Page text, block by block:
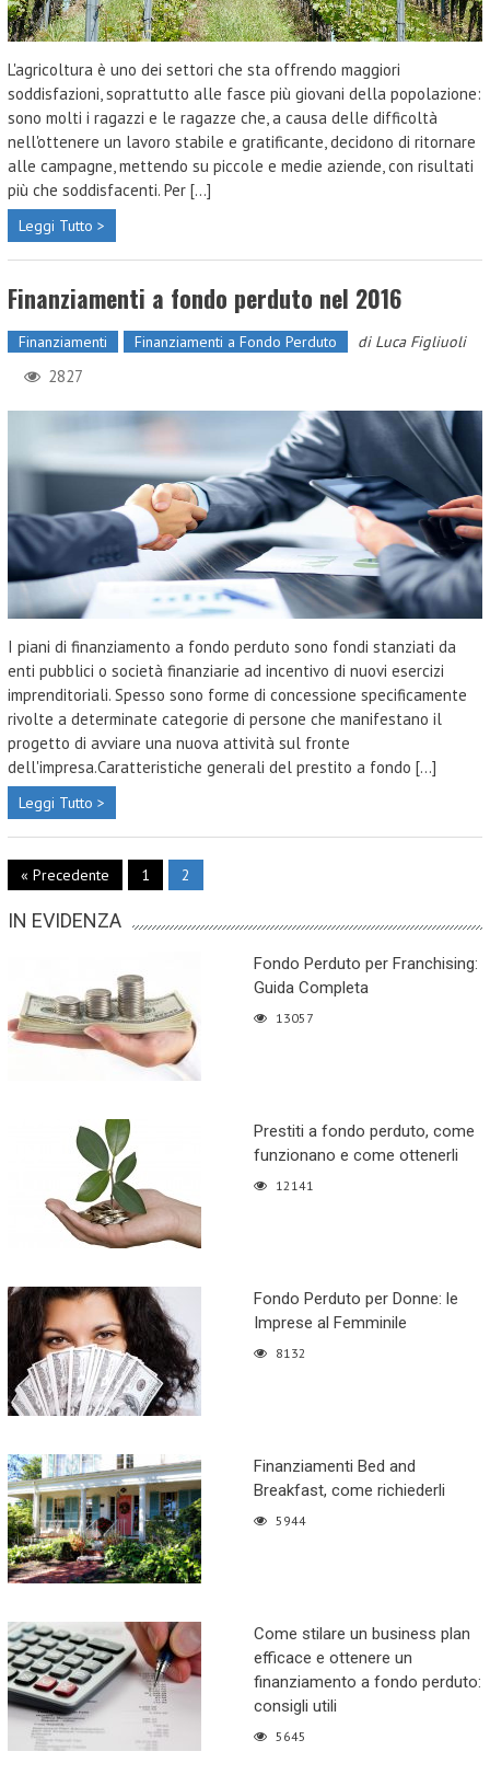
L'agricoltura è uno dei settori che sta offrendo maggiori
soddisfazioni, soprattutto alle fasce più giovani della popolazione:
sono molti i ragazzi e le ragazze che, a causa delle difficoltà
nell'ottenere un lavoro stabile e gratificante, decidono di ritornare
alle campagne, mettendo su piccole e medie aziende, con risultati
più che soddisfacenti. Per [...]
Leggi Tutto >
Finanziamenti a fondo perduto nel 2016
Finanziamenti Finanziamenti a Fondo Perduto di Luca Figliuoli
2827
I piani di finanziamento a fondo perduto sono fondi stanziati da
enti pubblici o società finanziarie ad incentivo di nuovi esercizi
imprenditoriali. Spesso sono forme di concessione specificamente
rivolte a determinate categorie di persone che manifestano il
progetto di avviare una nuova attività sul fronte
dell'impresa.Caratteristiche generali del prestito a fondo [...]
Leggi Tutto >
« Precedente 1 2
IN EVIDENZA
Fondo Perduto per Franchising:
Guida Completa
13057
Prestiti a fondo perduto, come
funzionano e come ottenerli
12141
Fondo Perduto per Donne: le
Imprese al Femminile
8132
Finanziamenti Bed and
Breakfast, come richiederli
5944
Come stilare un business plan
efficace e ottenere un
finanziamento a fondo perduto:
consigli utili
5645